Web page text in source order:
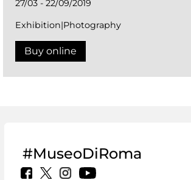
27/03 - 22/09/2019
Exhibition|Photography
Buy online
#MuseoDiRoma